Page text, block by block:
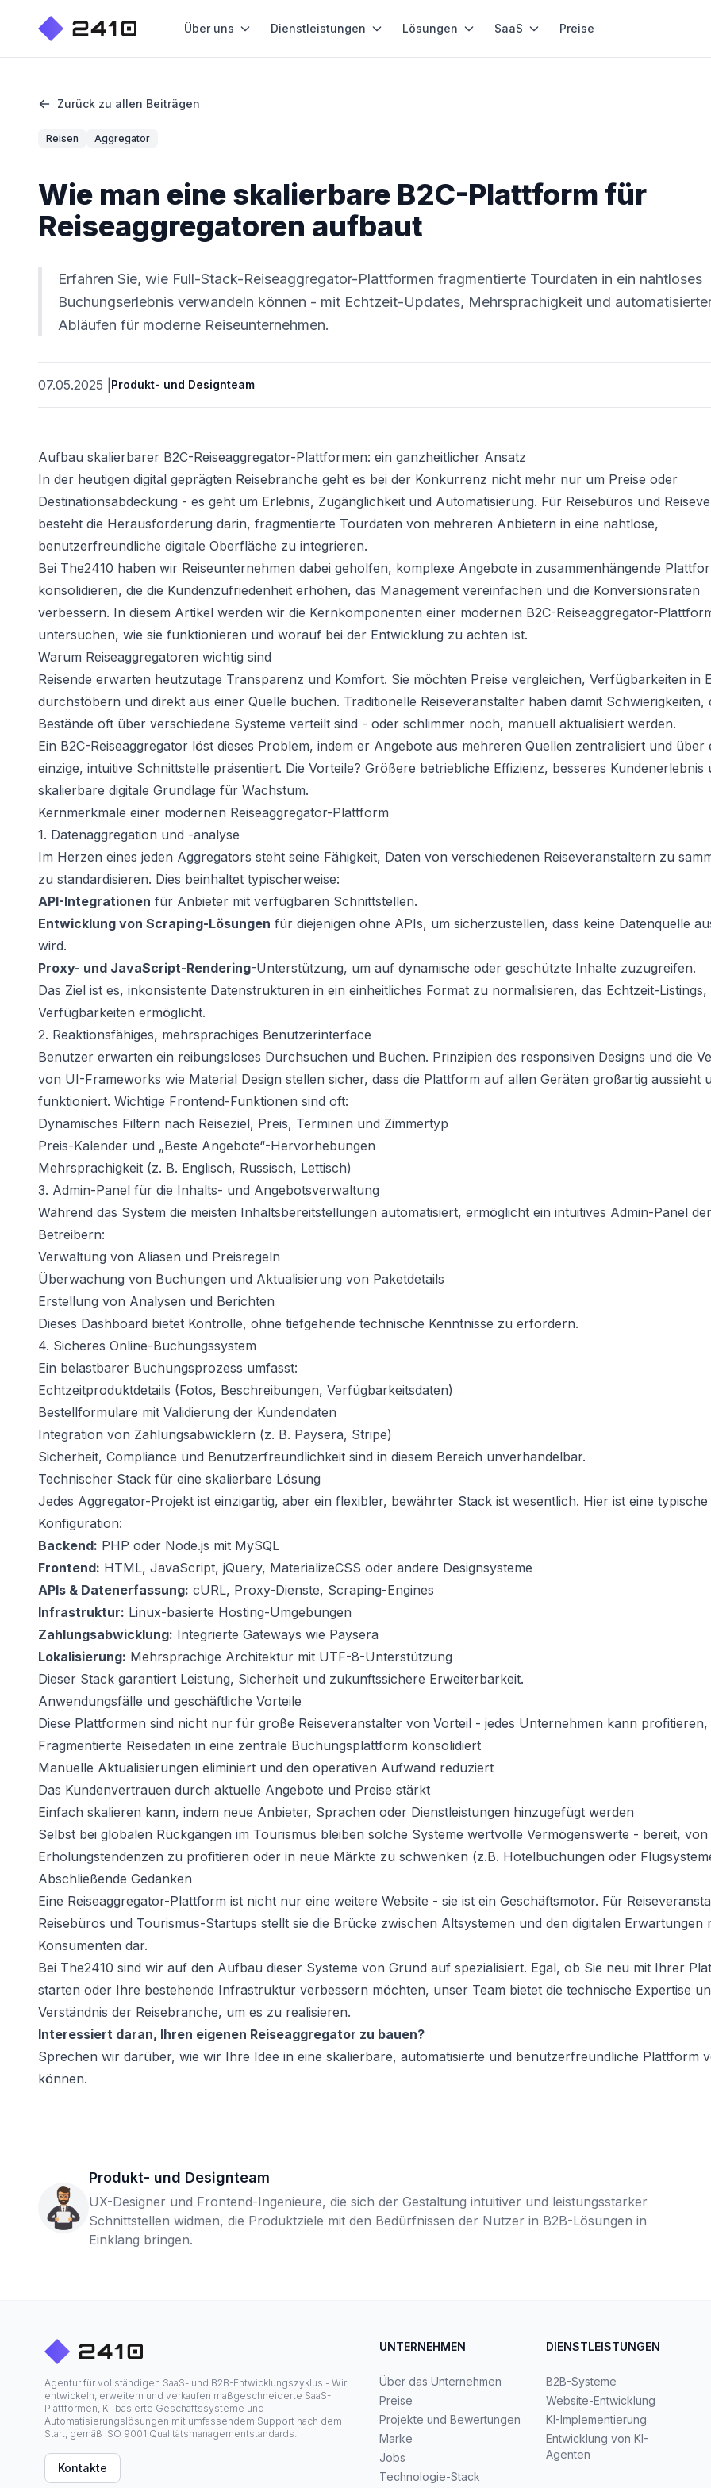
Über uns Dienstleistungen Lösungen SaaS Preise
Zurück zu allen Beiträgen
Reisen Aggregator
Wie man eine skalierbare B2C-Plattform für
Reiseaggregatoren aufbaut
Erfahren Sie, wie Full-Stack-Reiseaggregator-Plattformen fragmentierte Tourdaten in ein nahtloses
Buchungserlebnis verwandeln können - mit Echtzeit-Updates, Mehrsprachigkeit und
Abläufen für moderne Reiseunternehmen.
07.05.2025 Produkt- und Designteam
Aufbau skalierbarer B2C-Reiseaggregator-Plattformen: ein ganzheitlicher Ansatz
In der heutigen digital geprägten Reisebranche geht es bei der Konkurrenz nicht mehr nur um Preise oder
Destinationsabdeckung - es geht um Erlebnis, Zugänglichkeit und Automatisierung. Für Reisebüros und
besteht die Herausforderung darin, fragmentierte Tourdaten von mehreren Anbietern in eine nahtlose,
benutzerfreundliche digitale Oberfläche zu integrieren.
Bei The2410 haben wir Reiseunternehmen dabei geholfen, komplexe Angebote in zusammenhängende
konsolidieren, die die Kundenzufriedenheit erhöhen, das Management vereinfachen und die Konversionsraten
verbessern. In diesem Artikel werden wir die Kernkomponenten einer modernen B2C-Reiseaggregator-
untersuchen, wie sie funktionieren und worauf bei der Entwicklung zu achten ist.
Warum Reiseaggregatoren wichtig sind
Reisende erwarten heutzutage Transparenz und Komfort. Sie möchten Preise vergleichen, Verfügbarkeiten in
durchstöbern und direkt aus einer Quelle buchen. Traditionelle Reiseveranstalter haben damit Schwierigkeiten,
Bestände oft über verschiedene Systeme verteilt sind - oder schlimmer noch, manuell aktualisiert werden.
Ein B2C-Reiseaggregator löst dieses Problem, indem er Angebote aus mehreren Quellen zentralisiert und über
einzige, intuitive Schnittstelle präsentiert. Die Vorteile? Größere betriebliche Effizienz, besseres Kundenerlebnis
skalierbare digitale Grundlage für Wachstum.
Kernmerkmale einer modernen Reiseaggregator-Plattform
1. Datenaggregation und -analyse
Im Herzen eines jeden Aggregators steht seine Fähigkeit, Daten von verschiedenen Reiseveranstaltern zu
zu standardisieren. Dies beinhaltet typischerweise:
API-Integrationen für Anbieter mit verfügbaren Schnittstellen.
Entwicklung von Scraping-Lösungen für diejenigen ohne APIs, um sicherzustellen, dass keine Datenquelle
wird.
Proxy- und JavaScript-Rendering-Unterstützung, um auf dynamische oder geschützte Inhalte zuzugreifen.
Das Ziel ist es, inkonsistente Datenstrukturen in ein einheitliches Format zu normalisieren, das Echtzeit-
Verfügbarkeiten ermöglicht.
2. Reaktionsfähiges, mehrsprachiges Benutzerinterface
Benutzer erwarten ein reibungsloses Durchsuchen und Buchen. Prinzipien des responsiven Designs und die
von UI-Frameworks wie Material Design stellen sicher, dass die Plattform auf allen Geräten großartig aussieht
funktioniert. Wichtige Frontend-Funktionen sind oft:
Dynamisches Filtern nach Reiseziel, Preis, Terminen und Zimmertyp
Preis-Kalender und „Beste Angebote“-Hervorhebungen
Mehrsprachigkeit (z. B. Englisch, Russisch, Lettisch)
3. Admin-Panel für die Inhalts- und Angebotsverwaltung
Während das System die meisten Inhaltsbereitstellungen automatisiert, ermöglicht ein intuitives Admin-Panel
Betreibern:
Verwaltung von Aliasen und Preisregeln
Überwachung von Buchungen und Aktualisierung von Paketdetails
Erstellung von Analysen und Berichten
Dieses Dashboard bietet Kontrolle, ohne tiefgehende technische Kenntnisse zu erfordern.
4. Sicheres Online-Buchungssystem
Ein belastbarer Buchungsprozess umfasst:
Echtzeitproduktdetails (Fotos, Beschreibungen, Verfügbarkeitsdaten)
Bestellformulare mit Validierung der Kundendaten
Integration von Zahlungsabwicklern (z. B. Paysera, Stripe)
Sicherheit, Compliance und Benutzerfreundlichkeit sind in diesem Bereich unverhandelbar.
Technischer Stack für eine skalierbare Lösung
Jedes Aggregator-Projekt ist einzigartig, aber ein flexibler, bewährter Stack ist wesentlich. Hier ist eine typische
Konfiguration:
Backend: PHP oder Node.js mit MySQL
Frontend: HTML, JavaScript, jQuery, MaterializeCSS oder andere Designsysteme
APIs & Datenerfassung: cURL, Proxy-Dienste, Scraping-Engines
Infrastruktur: Linux-basierte Hosting-Umgebungen
Zahlungsabwicklung: Integrierte Gateways wie Paysera
Lokalisierung: Mehrsprachige Architektur mit UTF-8-Unterstützung
Dieser Stack garantiert Leistung, Sicherheit und zukunftssichere Erweiterbarkeit.
Anwendungsfälle und geschäftliche Vorteile
Diese Plattformen sind nicht nur für große Reiseveranstalter von Vorteil - jedes Unternehmen kann profitieren,
Fragmentierte Reisedaten in eine zentrale Buchungsplattform konsolidiert
Manuelle Aktualisierungen eliminiert und den operativen Aufwand reduziert
Das Kundenvertrauen durch aktuelle Angebote und Preise stärkt
Einfach skalieren kann, indem neue Anbieter, Sprachen oder Dienstleistungen hinzugefügt werden
Selbst bei globalen Rückgängen im Tourismus bleiben solche Systeme wertvolle Vermögenswerte - bereit, von
Erholungstendenzen zu profitieren oder in neue Märkte zu schwenken (z.B. Hotelbuchungen oder
Abschließende Gedanken
Eine Reiseaggregator-Plattform ist nicht nur eine weitere Website - sie ist ein Geschäftsmotor. Für
Reisebüros und Tourismus-Startups stellt sie die Brücke zwischen Altsystemen und den digitalen Erwartungen
Konsumenten dar.
Bei The2410 sind wir auf den Aufbau dieser Systeme von Grund auf spezialisiert. Egal, ob Sie neu mit Ihrer
starten oder Ihre bestehende Infrastruktur verbessern möchten, unser Team bietet die technische Expertise
Verständnis der Reisebranche, um es zu realisieren.
Interessiert daran, Ihren eigenen Reiseaggregator zu bauen?
Sprechen wir darüber, wie wir Ihre Idee in eine skalierbare, automatisierte und benutzerfreundliche Plattform
können.
Produkt- und Designteam
UX-Designer und Frontend-Ingenieure, die sich der Gestaltung intuitiver und leistungsstarker
Schnittstellen widmen, die Produktziele mit den Bedürfnissen der Nutzer in B2B-Lösungen in
Einklang bringen.
Agentur für vollständigen SaaS- und B2B-Entwicklungszyklus - Wir
entwickeln, erweitern und verkaufen maßgeschneiderte SaaS-
Plattformen, KI-basierte Geschäftssysteme und
Automatisierungslösungen mit umfassendem Support nach dem
Start, gemäß ISO 9001 Qualitätsmanagementstandards.
Kontakte
UNTERNEHMEN
Über das Unternehmen
Preise
Projekte und Bewertungen
Marke
Jobs
Technologie-Stack
DIENSTLEISTUNGEN
B2B-Systeme
Website-Entwicklung
KI-Implementierung
Entwicklung von KI-
Agenten